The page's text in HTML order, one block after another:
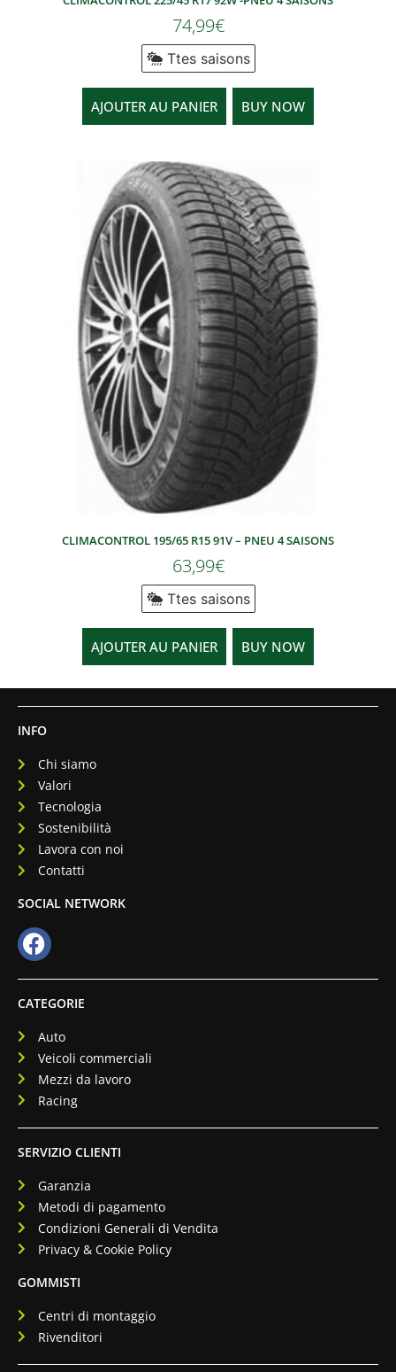
74,99€
Ttes saisons
AJOUTER AU PANIER BUY NOW
CLIMACONTROL 195/65 R15 91V – PNEU 4 SAISONS
63,99€
Ttes saisons
AJOUTER AU PANIER BUY NOW
CATEGORIE
Auto
Veicoli commerciali
Mezzi da lavoro
Racing
INFO
Chi siamo
Valori
Tecnologia
Sostenibilità
Lavora con noi
Contatti
SOCIAL NETWORK
SERVIZIO CLIENTI
Garanzia
Metodi di pagamento
Condizioni Generali di Vendita
Privacy & Cookie Policy
GOMMISTI
Centri di montaggio
Rivenditori